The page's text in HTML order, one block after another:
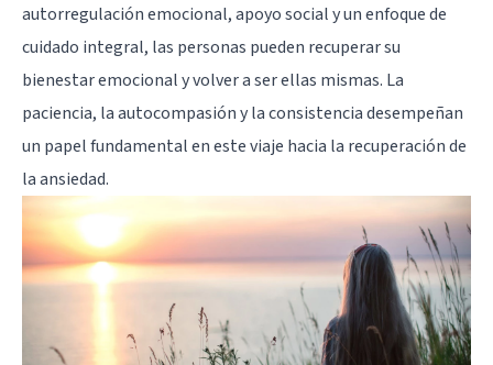
autorregulación emocional, apoyo social y un enfoque de
cuidado integral, las personas pueden recuperar su
bienestar emocional y volver a ser ellas mismas. La
paciencia, la autocompasión y la consistencia desempeñan
un papel fundamental en este viaje hacia la recuperación de
la ansiedad.